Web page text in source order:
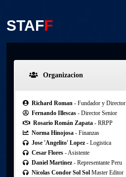
STAFF
Organizacion
Richard Roman- Fundador y Director
Fernando Illescas- Director Senior
Rosario Román Zapata - RRPP
Norma Hinojosa- Finanzas
Jose 'Angelito' Lopez- Logistica
Cesar Flores- Asistente
Daniel Martinez- Representante Peru
Nicolas Condor Sol SolMaster Editor